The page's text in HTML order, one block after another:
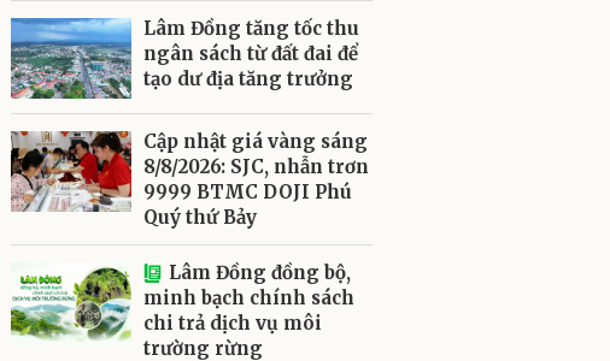
Lâm Đồng tăng tốc thu
ngân sách từ đất đai để
tạo dư địa tăng trưởng
Cập nhật giá vàng sáng
8/8/2026: SJC, nhẫn trơn
9999 BTMC DOJI Phú
Quý thứ Bảy
Lâm Đồng đồng bộ,
minh bạch chính sách
chi trả dịch vụ môi
trường rừng